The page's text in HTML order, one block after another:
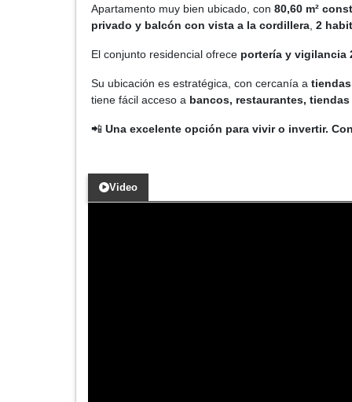
Apartamento muy bien ubicado, con 80,60 m²
privado y balcón con vista a la cordillera 2
El conjunto residencial ofrece portería y vigilancia
Su ubicación es estratégica, con cercanía a
tiene fácil acceso a bancos, restaurantes,
📲 Una excelente opción para vivir o invertir.
Video